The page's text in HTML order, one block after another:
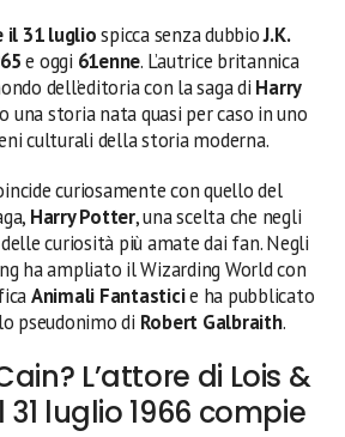
il 31 lugliospicca senza dubbioJ.K.
e oggi 61enne. L’autrice britannica
dell’editoria con la saga di Harry
una storia nata quasi per caso in uno
culturali della storia moderna.
curiosamente con quello del
Harry Potter, una scelta che negli
curiosità più amate dai fan. Negli
ha ampliato il Wizarding World con
Animali Fantasticie ha pubblicato
pseudonimo di Robert Galbraith.
L’attore di Lois &
luglio 1966 compie